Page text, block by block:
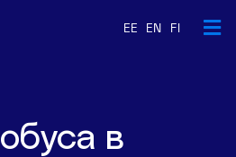
EE EN FI
в